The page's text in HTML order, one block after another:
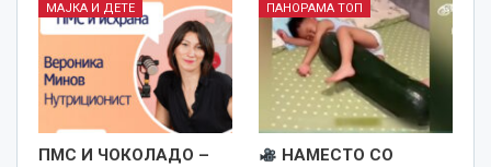
МАЈКА И ДЕТЕ
ПМС И ЧОКОЛАДО –
ПАНОРАМА ТОП
НАМЕСТО СО